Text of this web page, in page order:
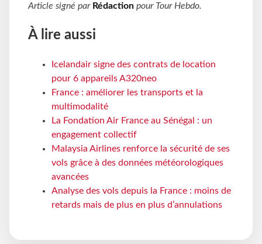
Article signé par Rédaction pour Tour Hebdo.
À lire aussi
Icelandair signe des contrats de location
pour 6 appareils A320neo
France : améliorer les transports et la
multimodalité
La Fondation Air France au Sénégal : un
engagement collectif
Malaysia Airlines renforce la sécurité de ses
vols grâce à des données météorologiques
avancées
Analyse des vols depuis la France : moins de
retards mais de plus en plus d’annulations